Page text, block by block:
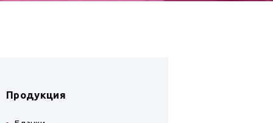
Продукция